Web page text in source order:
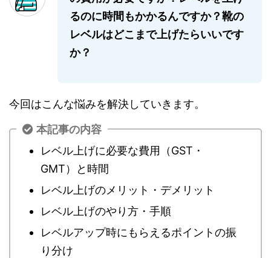
るのに時間もかかるんですか？靴の
レベルはどこまで上げたらいいです
か？
今回はこんな悩みを解決していきます。
本記事の内容
レベル上げに必要な費用（GST・
GMT）と時間
レベル上げのメリット・デメリット
レベル上げのやり方・手順
レベルアップ時にもらえるポイントの振
り分け